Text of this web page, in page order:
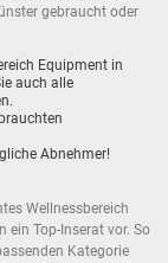
gebraucht oder
Equipment in
auch alle
Abnehmer!
Wellnessbereich
ein Top-Inserat vor. So
Kategorie